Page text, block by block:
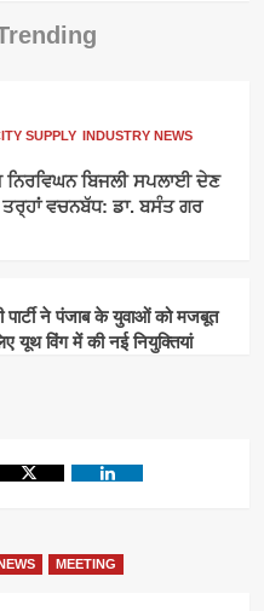
SUPPLY INDUSTRY NEWS
ਨਿਰਵਿਘਨ ਬਿਜਲੀ ਸਪਲਾਈ ਦੇਣ
ਵਚਨਬੱਧ: ਡਾ. ਬਸੰਤ ਗਰ
ने पंजाब के युवाओं को मजबूत
यूथ विंग में की नई नियुक्तियां
MEETING